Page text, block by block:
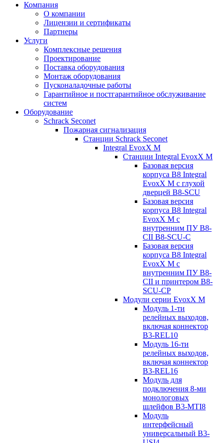
Компания
О компании
Лицензии и сертификаты
Партнеры
Услуги
Комплексные решения
Проектирование
Поставка оборудования
Монтаж оборудования
Пусконаладочные работы
Гарантийное и постгарантийное обслуживание
систем
Оборудование
Schrack Seconet
Пожарная сигнализация
Станции Schrack Seconet
Integral EvoxX M
Станции Integral EvoxX M
Базовая версия
корпуса B8 Integral
EvoxX M с глухой
дверцей B8-SCU
Базовая версия
корпуса B8 Integral
EvoxX M с
внутренним ПУ B8-
CII B8-SCU-C
Базовая версия
корпуса B8 Integral
EvoxX M с
внутренним ПУ B8-
CII и принтером B8-
SCU-CP
Модули серии EvoxX M
Модуль 1-ти
релейных выходов,
включая коннектор
B3-REL10
Модуль 16-ти
релейных выходов,
включая коннектор
B3-REL16
Модуль для
подключения 8-ми
монологовых
шлейфов B3-MTI8
Модуль
интерфейсный
универсальный B3-